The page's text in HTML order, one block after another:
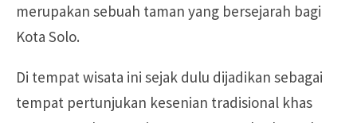
merupakan sebuah taman yang bersejarah bagi
Kota Solo.
Di tempat wisata ini sejak dulu dijadikan sebagai
tempat pertunjukan kesenian tradisional khas